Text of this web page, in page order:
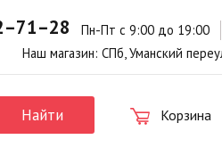
Пн-Пт с 9:00 до 19:00
Наш магазин: СПб, Уманский
Найти Корзина